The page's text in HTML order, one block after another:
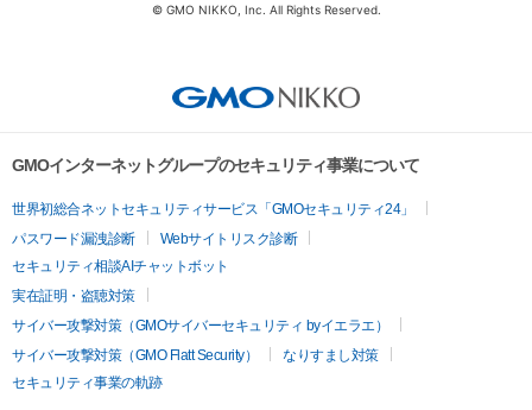
© GMO NIKKO, Inc. All Rights Reserved.
GMOインターネットグループのセキュリティ事業について
世界初総合ネットセキュリティサービス「GMOセキュリティ24」
パスワード漏洩診断
Webサイトリスク診断
セキュリティ相談AIチャットボット
実在証明・盗聴対策
サイバー攻撃対策（GMOサイバーセキュリティ byイエラエ）
サイバー攻撃対策（GMO Flatt Security）
なりすまし対策
セキュリティ事業の軌跡